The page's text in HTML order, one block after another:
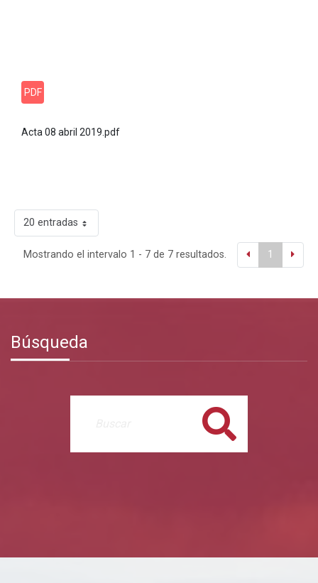
PDF
Acta 08 abril 2019.pdf
20 entradas
Mostrando el intervalo 1 - 7 de 7 resultados. 1
Búsqueda
Buscar